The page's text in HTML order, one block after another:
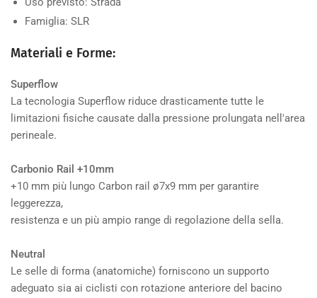
Famiglia: SLR
Materiali e Forme:
Superflow
La tecnologia Superflow riduce drasticamente tutte le
limitazioni fisiche causate dalla pressione prolungata nell'area
perineale.
Carbonio Rail +10mm
+10 mm più lungo Carbon rail ø7x9 mm per garantire
leggerezza,
resistenza e un più ampio range di regolazione della sella.
Neutral
Le selle di forma (anatomiche) forniscono un supporto
adeguato sia ai ciclisti con rotazione anteriore del bacino